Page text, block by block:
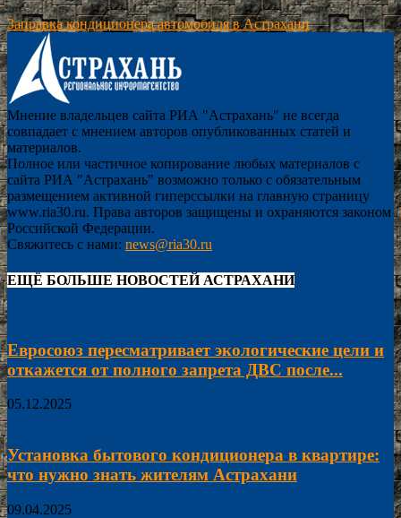
Заправка кондиционера автомобиля в Астрахани
Мнение владельцев сайта РИА "Астрахань" не всегда
совпадает с мнением авторов опубликованных статей и
материалов.
Полное или частичное копирование любых материалов с
сайта РИА "Астрахань" возможно только с обязательным
размещением активной гиперссылки на главную страницу
www.ria30.ru. Права авторов защищены и охраняются законом
Российской Федерации.
Свяжитесь с нами: news@ria30.ru
ЕЩЁ БОЛЬШЕ НОВОСТЕЙ АСТРАХАНИ
Евросоюз пересматривает экологические цели и
откажется от полного запрета ДВС после...
05.12.2025
Установка бытового кондиционера в квартире:
что нужно знать жителям Астрахани
09.04.2025